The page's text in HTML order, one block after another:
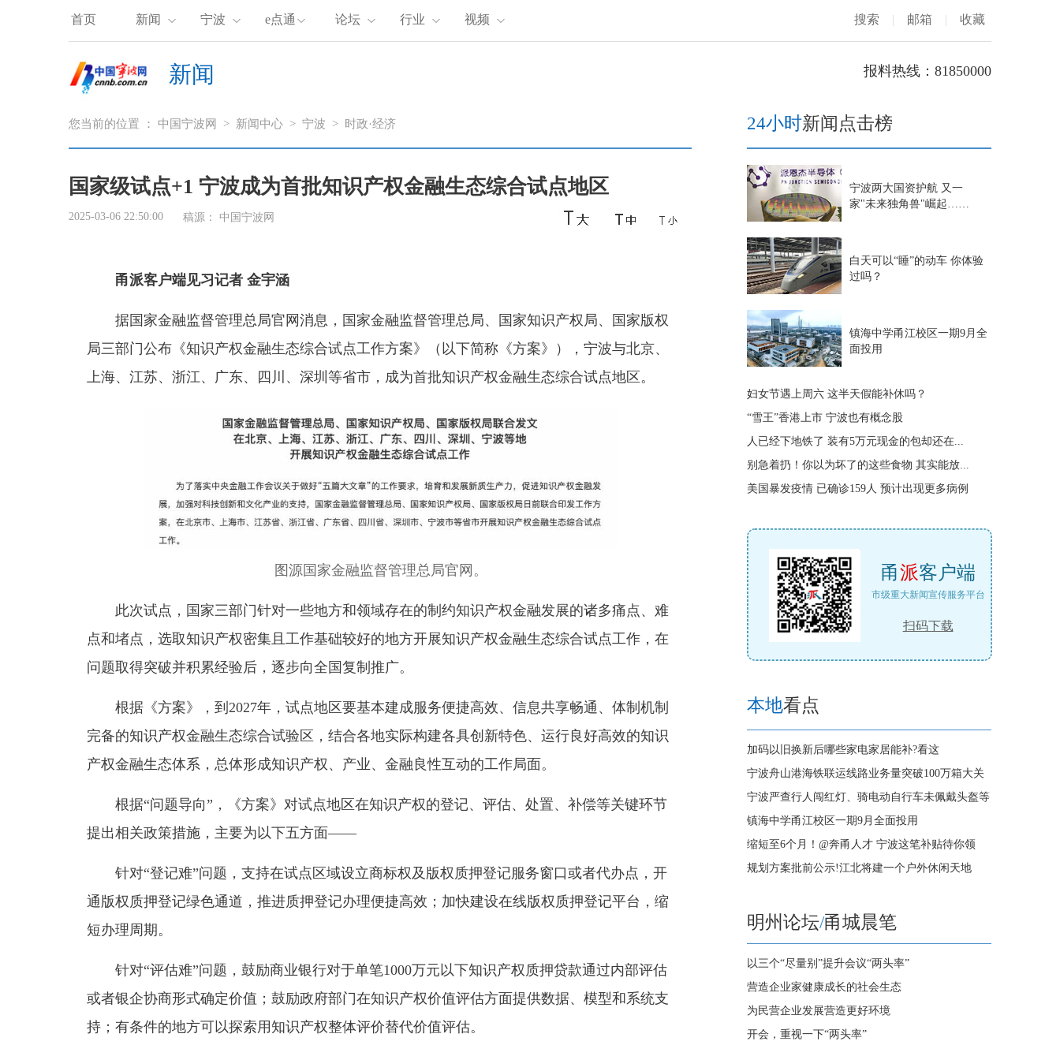
首页 新闻 宁波 e点通 论坛 行业 视频 搜索 | 邮箱 | 收藏
新闻 报料热线：81850000
您当前的位置 ： 中国宁波网 > 新闻中心 > 宁波 > 时政·经济
国家级试点+1 宁波成为首批知识产权金融生态综合试点地区
2025-03-06 22:50:00 稿源： 中国宁波网
甬派客户端见习记者 金宇涵
据国家金融监督管理总局官网消息，国家金融监督管理总局、国家知识产权局、国家版权
局三部门公布《知识产权金融生态综合试点工作方案》（以下简称《方案》）， 宁波与北京、
上海、江苏、浙江、广东、四川、深圳等省市，成为首批知识产权金融生态综合试点地区 。
图源国家金融监督管理总局官网。
此次试点，国家三部门针对一些地方和领域存在的制约知识产权金融发展的诸多痛点、难
点和堵点， 选取知识产权密集且工作基础较好的地方开展知识产权金融生态综合试点工作 ，在
问题取得突破并积累经验后，逐步向全国复制推广。
根据《方案》，到2027年，试点地区要基本建成服务便捷高效、信息共享畅通、体制机制
完备的知识产权金融生态综合试验区，结合各地实际构建各具创新特色、运行良好高效的知识
产权金融生态体系，总体形成知识产权、产业、金融良性互动的工作局面。
根据“问题导向”，《方案》对试点地区在知识产权的登记、评估、处置、补偿等关键环节
提出相关政策措施，主要为以下五方面——
针对“登记难”问题，支持在试点区域设立商标权及版权质押登记服务窗口或者代办点，开
通版权质押登记绿色通道，推进质押登记办理便捷高效；加快建设在线版权质押登记平台，缩
短办理周期。
针对“评估难”问题，鼓励商业银行对于单笔1000万元以下知识产权质押贷款通过内部评估
或者银企协商形式确定价值；鼓励政府部门在知识产权价值评估方面提供数据、模型和系统支
持；有条件的地方可以探索用知识产权整体评价替代价值评估。
24小时新闻点击榜
宁波两大国资护航 又一
家"未来独角兽"崛起……
白天可以“睡”的动车 你体验
过吗？
镇海中学甬江校区一期9月全
面投用
妇女节遇上周六 这半天假能补休吗？
“雪王”香港上市 宁波也有概念股
人已经下地铁了 装有5万元现金的包却还在...
别急着扔！你以为坏了的这些食物 其实能放...
美国暴发疫情 已确诊159人 预计出现更多病例
甬派客户端
市级重大新闻宣传服务平台
扫码下载
本地看点
加码以旧换新后哪些家电家居能补?看这
宁波舟山港海铁联运线路业务量突破100万箱大关
宁波严查行人闯红灯、骑电动自行车未佩戴头盔等
镇海中学甬江校区一期9月全面投用
缩短至6个月！@奔甬人才 宁波这笔补贴待你领
规划方案批前公示!江北将建一个户外休闲天地
明州论坛/甬城晨笔
以三个“尽量别”提升会议“两头率”
营造企业家健康成长的社会生态
为民营企业发展营造更好环境
开会，重视一下“两头率”